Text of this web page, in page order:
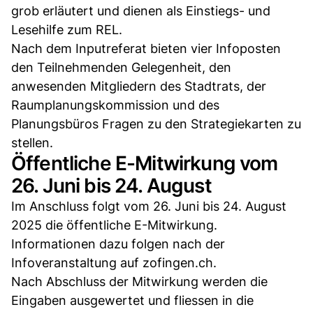
grob erläutert und dienen als Einstiegs- und
Lesehilfe zum REL.
Nach dem Inputreferat bieten vier Infoposten
den Teilnehmenden Gelegenheit, den
anwesenden Mitgliedern des Stadtrats, der
Raumplanungskommission und des
Planungsbüros Fragen zu den Strategiekarten zu
stellen.
Öffentliche E-Mitwirkung vom
26. Juni bis 24. August
Im Anschluss folgt vom 26. Juni bis 24. August
2025 die öffentliche E-Mitwirkung.
Informationen dazu folgen nach der
Infoveranstaltung auf zofingen.ch.
Nach Abschluss der Mitwirkung werden die
Eingaben ausgewertet und fliessen in die